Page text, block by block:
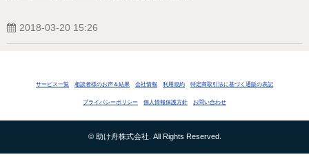
2018-03-20 15:26
サービス一覧 相談者様のお声＆結果 会社情報 利用規約 特定商取引法に基づく通販の表記
プライバシーポリシー 個人情報保護方針 お問い合わせ
© 助け舟株式会社. All Rights Reserved.